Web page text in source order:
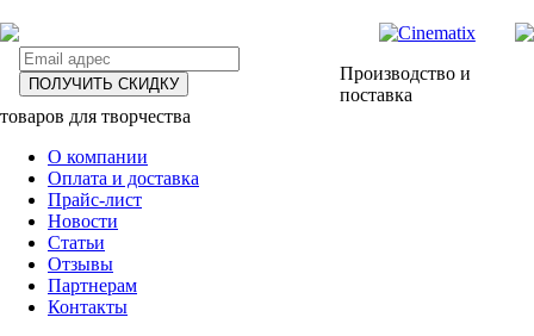
ПОЛУЧИТЬ СКИДКУ
Производство и
поставка
товаров для творчества
О компании
Оплата и доставка
Прайс-лист
Новости
Статьи
Отзывы
Партнерам
Контакты